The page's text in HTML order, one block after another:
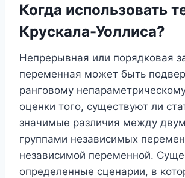
Когда использовать
Крускала-Уоллиса?
Непрерывная или порядковая
переменная может быть
ранговому
оценки того, существуют ли
значимые различия между
группами независимых
независимой переменной.
определенные сценарии, в